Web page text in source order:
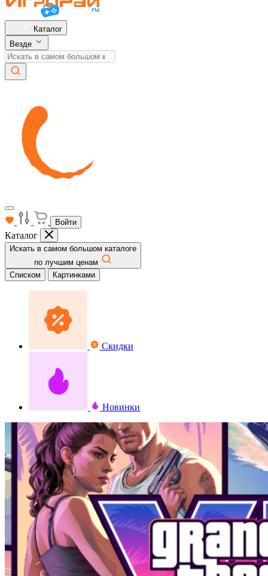
Каталог
Везде
Войти
Каталог
Искать в самом большом каталоге
по лучшим ценам
Списком
Картинками
Скидки
Новинки